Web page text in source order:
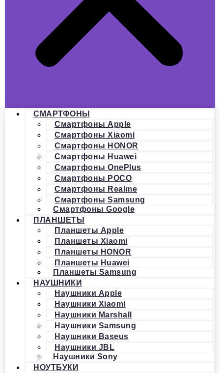
СМАРТФОНЫ
Смартфоны Apple
Смартфоны Xiaomi
Смартфоны HONOR
Смартфоны Huawei
Смартфоны OnePlus
Смартфоны POCO
Смартфоны Realme
Смартфоны Samsung
Смартфоны Google
ПЛАНШЕТЫ
Планшеты Apple
Планшеты Xiaomi
Планшеты HONOR
Планшеты Huawei
Планшеты Samsung
НАУШНИКИ
Наушники Apple
Наушники Xiaomi
Наушники Marshall
Наушники Samsung
Наушники Baseus
Наушники JBL
Наушники Sony
НОУТБУКИ